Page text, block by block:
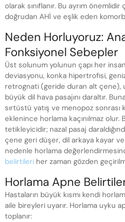
olarak sınıflanır. Bu ayrım
doğrudan AHİ ve eşlik eden
Neden Horluyoruz:
Fonksiyonel Sebepler
Üst solunum yolunun çapı her
deviasyonu, konka hipertrofisi,
retrognati (geride duran alt çene),
büyük dil hava pasajını daraltır.
sırtüstü yatış ve menopoz sonrası
eklenince horlama kaçınılmaz olur.
tetikleyicidir; nazal pasaj
çene geri düşer, dil arkaya kayar
nedenle horlama
belirtileri her zaman gözden
Horlama Apne
Hastaların büyük kısmı kendi
aile bireyleri uyarır. Horlama uyku
toplanır: